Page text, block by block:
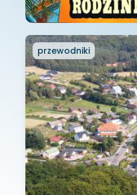
przewodniki